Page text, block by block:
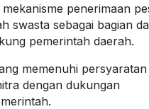
penerimaan
swasta sebagai bagian
pemerintah daerah.
memenuhi
dengan dukungan